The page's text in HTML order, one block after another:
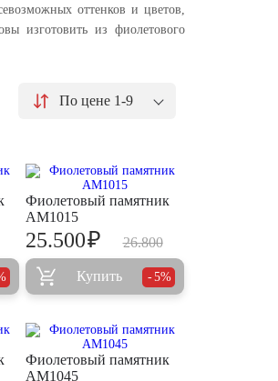
оттенков и цветов,
изготовить из фиолетового
По цене 1-9
Фиолетовый памятник
AM1015
26.800
25.500₽
Купить 5%
Фиолетовый памятник
AM1045